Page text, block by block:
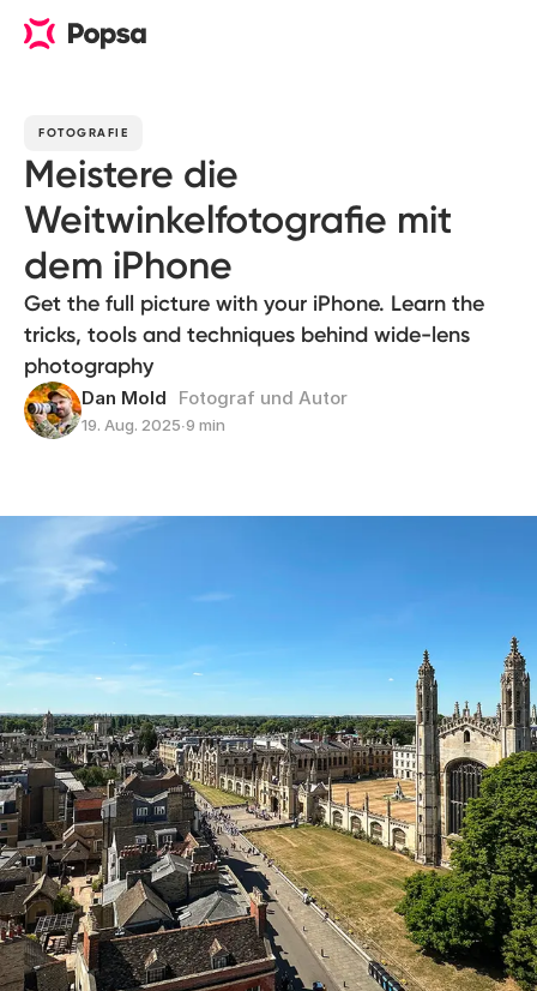
FOTOGRAFIE
Meistere die
Weitwinkelfotografie mit
dem iPhone
Get the full picture with your iPhone. Learn the
tricks, tools and techniques behind wide-lens
photography
Dan Mold Fotograf und Autor
19. Aug. 2025∙9 min